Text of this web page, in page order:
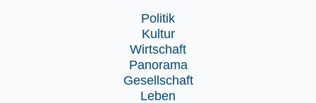
Politik
Kultur
Wirtschaft
Panorama
Gesellschaft
Leben